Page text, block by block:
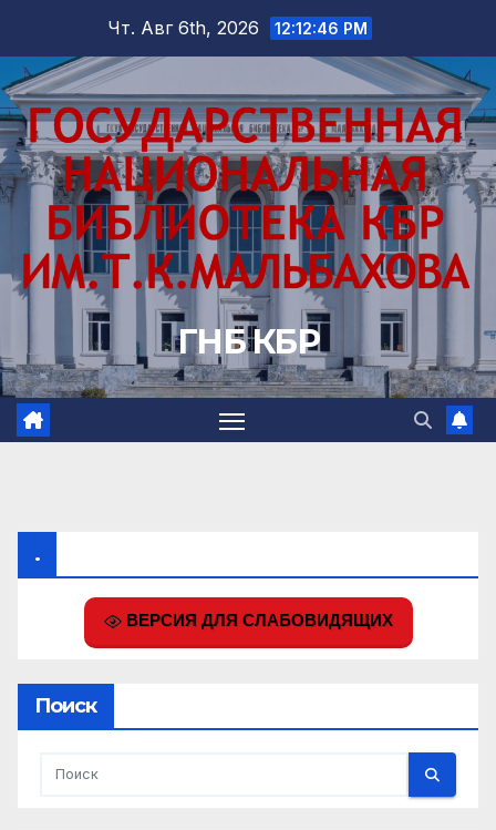
содержимому
Чт. Авг 6th, 2026 12:12:47 PM
ГНБ КБР
.
ВЕРСИЯ ДЛЯ СЛАБОВИДЯЩИХ
Поиск